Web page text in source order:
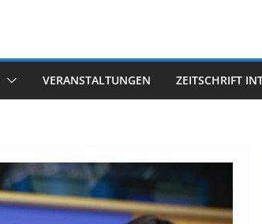
VERANSTALTUNGEN ZEITSCHRIFT